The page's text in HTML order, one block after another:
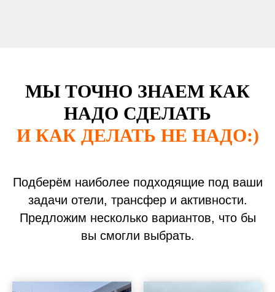
МЫ ТОЧНО ЗНАЕМ КАК
НАДО СДЕЛАТЬ
И КАК ДЕЛАТЬ НЕ НАДО:)
Подберём наиболее подходящие под ваши
задачи отели, трансфер и активности.
Предложим несколько вариантов, что бы
вы смогли выбрать.